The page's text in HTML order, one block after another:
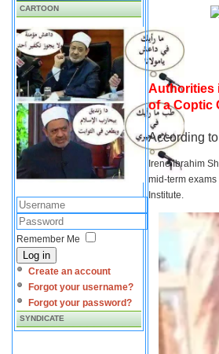
CARTOON
Remember Me
Log in
Create an account
Forgot your username?
Forgot your password?
SYNDICATE
Authorities
of a Coptic
According
Irene Ibrahim
mid-term
Institute.